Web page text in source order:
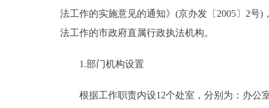
法工作的实施意见的通知》(京办发〔2005〕2号
法工作的市政府直属行政执法机构。
1.部门机构设置
根据工作职责内设12个处室，分别为：办公室